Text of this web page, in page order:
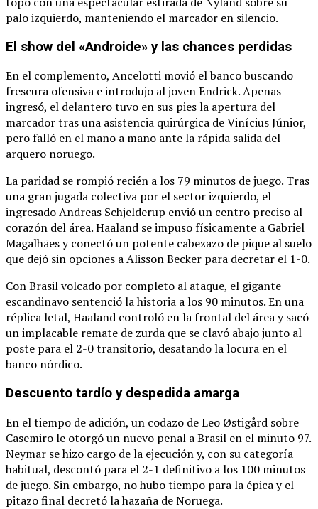
palo izquierdo, manteniendo el marcador en silencio.
El show del «Androide» y las chances perdidas
En el complemento, Ancelotti movió el banco buscando
frescura ofensiva e introdujo al joven Endrick.Apenas
ingresó, el delantero tuvo en sus pies la apertura del
marcador tras una asistencia quirúrgica de Vinícius Júnior,
pero falló en el mano a mano ante la rápida salida del
arquero noruego.
La paridad se rompió recién a los 79 minutos de juego. Tras
una gran jugada colectiva por el sector izquierdo, el
ingresado Andreas Schjelderup envió un centro preciso al
corazón del área.Haaland se impuso físicamente a Gabriel
Magalhães y conectó un potente cabezazo de pique al suelo
que dejó sin opciones a Alisson Becker para decretar el 1-0.
Con Brasil volcado por completo al ataque, el gigante
escandinavo sentenció la historia a los 90 minutos.En una
réplica letal, Haaland controló en la frontal del área y sacó
un implacable remate de zurda que se clavó abajo junto al
poste para el 2-0 transitorio, desatando la locura en el
banco nórdico.
Descuento tardío y despedida amarga
En el tiempo de adición, un codazo de Leo Østigård sobre
Casemiro le otorgó un nuevo penal a Brasil en el minuto 97.
Neymar se hizo cargo de la ejecución y, con su categoría
habitual, descontó para el 2-1 definitivo a los 100 minutos
de juego. Sin embargo, no hubo tiempo para la épica y el
pitazo final decretó la hazaña de Noruega.